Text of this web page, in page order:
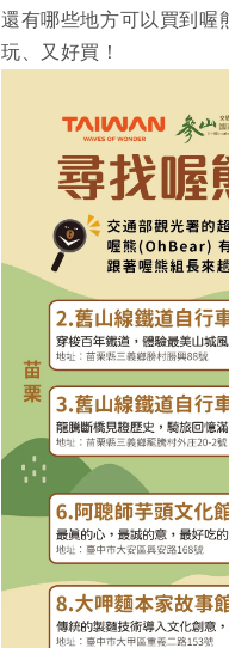
還有哪些地方可以買到喔
玩、又好買！